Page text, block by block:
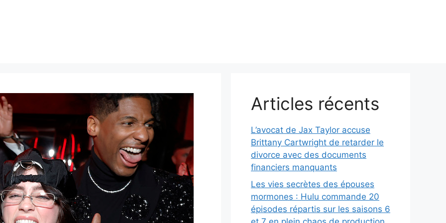
Articles récents
L’avocat de Jax Taylor accuse
Brittany Cartwright de retarder le
divorce avec des documents
financiers manquants
Les vies secrètes des épouses
mormones : Hulu commande 20
épisodes répartis sur les saisons 6